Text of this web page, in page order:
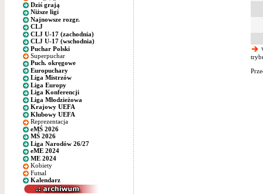
Dziś grają
Niższe ligi
Najnowsze rozgr.
CLJ
CLJ U-17 (zachodnia)
CLJ U-17 (wschodnia)
Puchar Polski
Superpuchar
Puch. okręgowe
Europuchary
Liga Mistrzów
Liga Europy
Liga Konferencji
Liga Młodzieżowa
Krajowy UEFA
Klubowy UEFA
Reprezentacja
eMŚ 2026
MŚ 2026
Liga Narodów 26/27
eME 2024
ME 2024
Kobiety
Futsal
Kalendarz